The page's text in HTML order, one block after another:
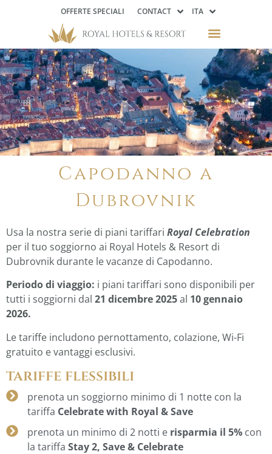
OFFERTE SPECIALI CONTACT ITA
Capodanno a
Dubrovnik
Usa la nostra serie di piani tariffari Royal Celebration
per il tuo soggiorno ai Royal Hotels & Resort di
Dubrovnik durante le vacanze di Capodanno.
Periodo di viaggio: i piani tariffari sono disponibili per
tutti i soggiorni dal 21 dicembre 2025al 10 gennaio
2026.
Le tariffe includono pernottamento, colazione, Wi-Fi
gratuito e vantaggi esclusivi.
tariffe flessibili
prenota un soggiorno minimo di 1 notte con la
tariffa Celebrate with Royal & Save
prenota un minimo di 2 notti e risparmia il 5% con
la tariffa Stay 2, Save & Celebrate